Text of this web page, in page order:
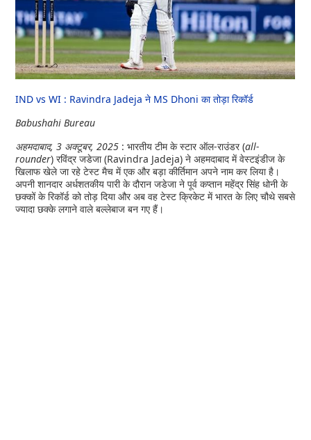
IND vs WI : Ravindra Jadeja ने MS Dhoni का तोड़ा रिकॉर्ड
Babushahi Bureau
अहमदाबाद, 3 अक्टूबर, 2025 : भारतीय टीम के स्टार ऑल-राउंडर (all-
rounder) रविंद्र जडेजा (Ravindra Jadeja) ने अहमदाबाद में वेस्टइंडीज के
खिलाफ खेले जा रहे टेस्ट मैच में एक और बड़ा कीर्तिमान अपने नाम कर लिया है।
अपनी शानदार अर्धशतकीय पारी के दौरान जडेजा ने पूर्व कप्तान महेंद्र सिंह धोनी के
छक्कों के रिकॉर्ड को तोड़ दिया और अब वह टेस्ट क्रिकेट में भारत के लिए चौथे सबसे
ज्यादा छक्के लगाने वाले बल्लेबाज बन गए हैं।